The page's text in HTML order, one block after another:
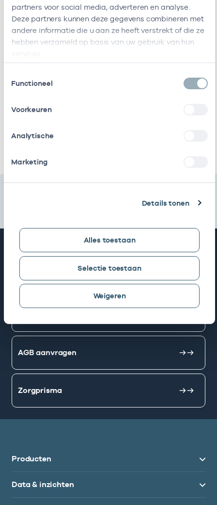
partners voor social media, adverteren en analyse.
Deze partners kunnen deze gegevens combineren met
andere informatie die u aan ze heeft verstrekt of die ze
hebben verzameld op basis van uw gebruik van hun
Functioneel
Voorkeuren
Analytische
Marketing
Details tonen
Alles toestaan
Selectie toestaan
Weigeren
Ik heb een arbeidsrelatie met
Naam Rol AGB-code
Stichting
Amsterdam
Vrijgevestigd
21210036 01-
Roha B.v.
Snel naar
AGB zoeken
AGB aanvragen
Zorgprisma
Producten
Data & inzichten